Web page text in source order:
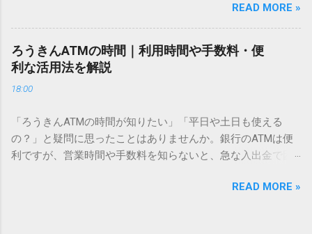
は、JIS規格（日本産業規格）によって「第1水準」「第2水
準」といった形で整理されています。しかし、人名や地名に
使われる非常に古い漢字（旧字）や、特定の組織だけで作ら
れた「外字」は、この一般的な変換リストに含まれていない
ン上のすべての文字には、いわば「住所」のような番号が割
り振られています。変換候補に出ない文字でも、この住所
（コード）を直接指定すれば、確実に呼び出すことができる
のです。 2. Windows標準機能！文字コードで漢字を出す「16
進数入力」 最も汎用性が高く、特別なソフトも不要なのが
ことに申し訳なさを感じたりすることもあるかもしれませ
ん。 「もっとスムーズに、自分のタイミングで受け取りた
い」 「わざわざ電話をかけずに、スマホ一つで完結させた
い」 そんな願いを叶えてくれるのが、佐川急便の会員制サー
ビス「スマートクラブ」と、LINEや公式アプリの連携です。
これらを活用するだけで、再配達のストレスは驚くほど軽く
受け取り術と、連携による具体的なメリットを徹底解説しま
す。 佐川急便の再配達が劇的に変わる「スマートクラブ」と
は？ まず押さえておきたいのが、佐川急便の個人向け無料会
況をリアルタイムで管理するための基盤となるサービスで
READ MORE »
ろうきんATMの時間｜利用時間や手数料・便
利な活用法を解説
18:00
「ろうきんATMの時間が知りたい」「平日や土日も使える
の？」と疑問に思ったことはありませんか。銀行のATMは便
利ですが、営業時間や手数料を知らないと、急な入出金で困
ATM営業時間や利用の注意点、便利な活用法 を詳しく解説し
READ MORE »